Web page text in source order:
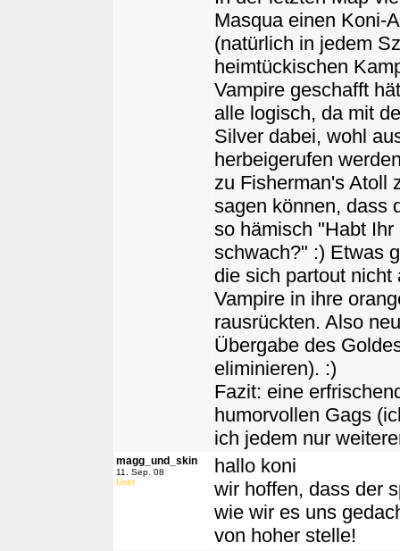
Masqua einen Koni-
(natürlich in jedem
heimtückischen
Vampire geschafft
alle logisch, da mit
Silver dabei, wohl
herbeigerufen
zu Fisherman's Atoll
sagen können, dass
so hämisch "Habt
schwach?" :) Etwas
die sich partout
Vampire in ihre
rausrückten. Also
Übergabe des
eliminieren). :)
Fazit: eine
humorvollen Gags
ich jedem nur
magg_und_skin
11. Sep. 08
User
hallo koni
wir hoffen, dass der
wie wir es uns
von hoher stelle!